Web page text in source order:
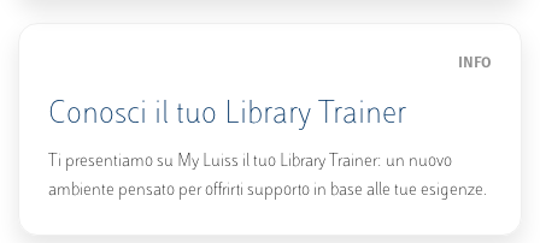
INFO
Conosci il tuo Library Trainer
Ti presentiamo su My Luiss il tuo Library Trainer: un nuovo
ambiente pensato per offrirti supporto in base alle tue esigenze.